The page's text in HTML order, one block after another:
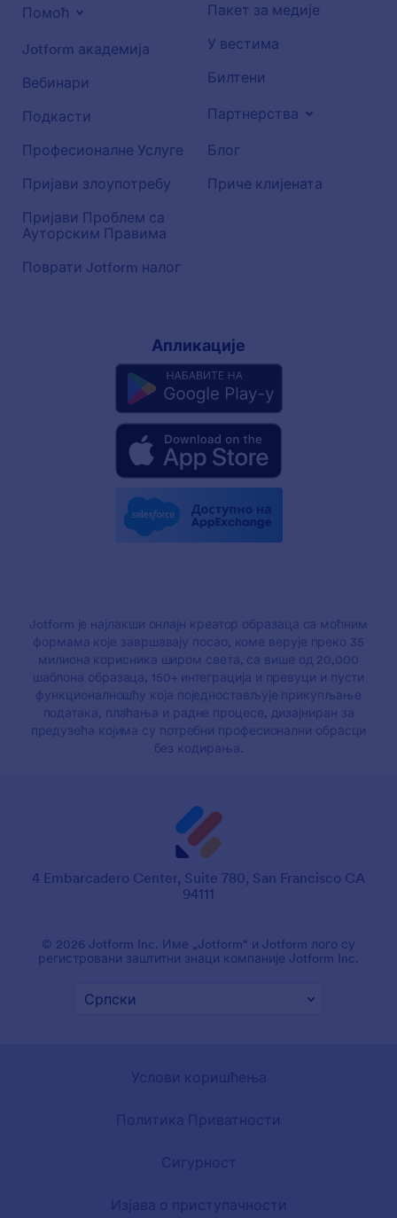
Помоћ
Jotform академија
Вебинари
Подкасти
Професионалне Услуге
Пријави злоупотребу
Пријави Проблем са
Ауторским Правима
Поврати Jotform налог
Пакет за медије
У вестима
Билтени
Партнерства
Блог
Приче клијената
Апликације
Jotform је најлакши онлајн креатор образаца са моћним
формама које завршавају посао, коме верује преко 35
милиона корисника широм света, са више од 20,000
шаблона образаца, 150+ интеграција и превуци и пусти
функционалношћу која поједностављује прикупљање
података, плаћања и радне процесе, дизајниран за
предузећа којима су потребни професионални обрасци
без кодирања.
4 Embarcadero Center, Suite 780, San Francisco CA
94111
© 2026 Jotform Inc. Име „Jotform“ и Jotform лого су
регистровани заштитни знаци компаније Jotform Inc.
Услови коришћења
Политика Приватности
Сигурност
Изјава о приступачности